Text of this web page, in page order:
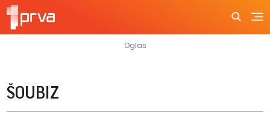
ŠOUBIZ